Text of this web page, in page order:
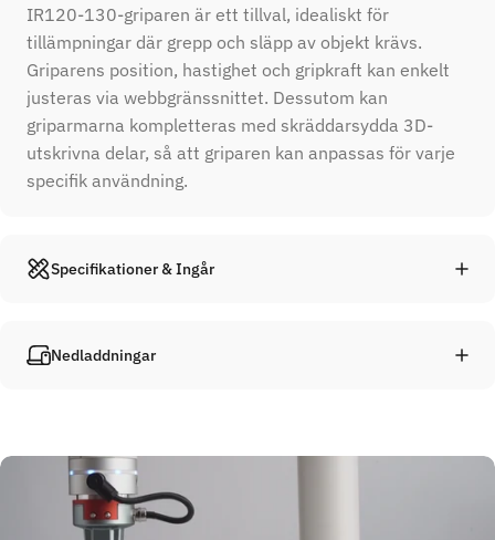
IR120-130-griparen är ett tillval, idealiskt för
tillämpningar där grepp och släpp av objekt krävs.
Griparens position, hastighet och gripkraft kan enkelt
justeras via webbgränssnittet. Dessutom kan
griparmarna kompletteras med skräddarsydda 3D-
utskrivna delar, så att griparen kan anpassas för varje
specifik användning.
Specifikationer & Ingår
Nedladdningar